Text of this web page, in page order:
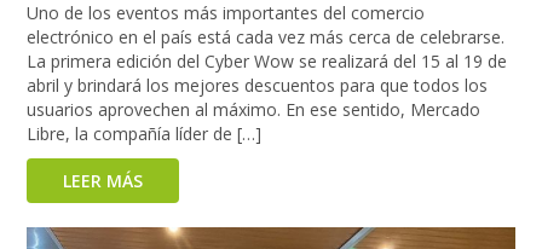
Uno de los eventos más importantes del comercio
electrónico en el país está cada vez más cerca de celebrarse.
La primera edición del Cyber Wow se realizará del 15 al 19 de
abril y brindará los mejores descuentos para que todos los
usuarios aprovechen al máximo. En ese sentido, Mercado
Libre, la compañía líder de […]
LEER MÁS